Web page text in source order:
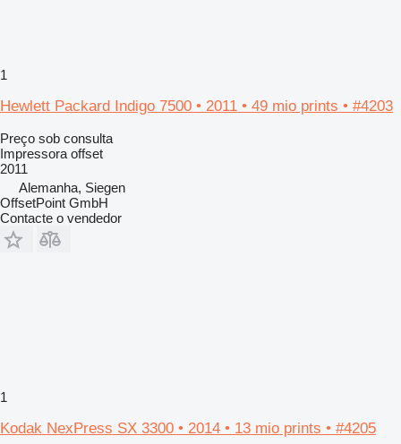
1
Hewlett Packard Indigo 7500 • 2011 • 49 mio prints • #4203
Preço sob consulta
Impressora offset
2011
Alemanha, Siegen
OffsetPoint GmbH
Contacte o vendedor
1
Kodak NexPress SX 3300 • 2014 • 13 mio prints • #4205